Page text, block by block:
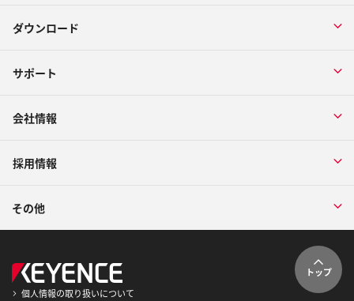
ダウンロード
サポート
会社情報
採用情報
その他
トップ
個人情報の取り扱いについて